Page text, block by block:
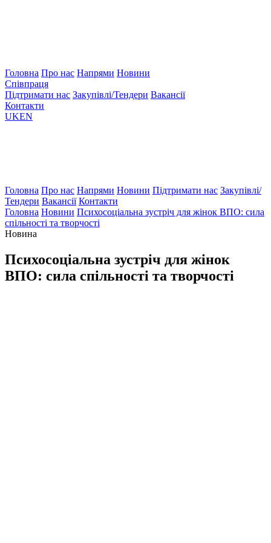
Головна Про нас Напрями Новини
Співпраця
Підтримати нас Закупівлі/Тендери Вакансії
Контакти
UKEN
Головна Про нас Напрями Новини Підтримати нас Закупівлі/
Тендери Вакансії Контакти
Головна Новини Психосоціальна зустріч для жінок ВПО: сила
спільності та творчості
Новина
Психосоціальна зустріч для жінок
ВПО: сила спільності та творчості